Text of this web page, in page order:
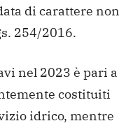
di carattere non
254/2016.
nel 2023 è pari a
costituiti
idrico, mentre